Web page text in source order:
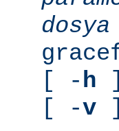
dosya
[ -h
[ -v